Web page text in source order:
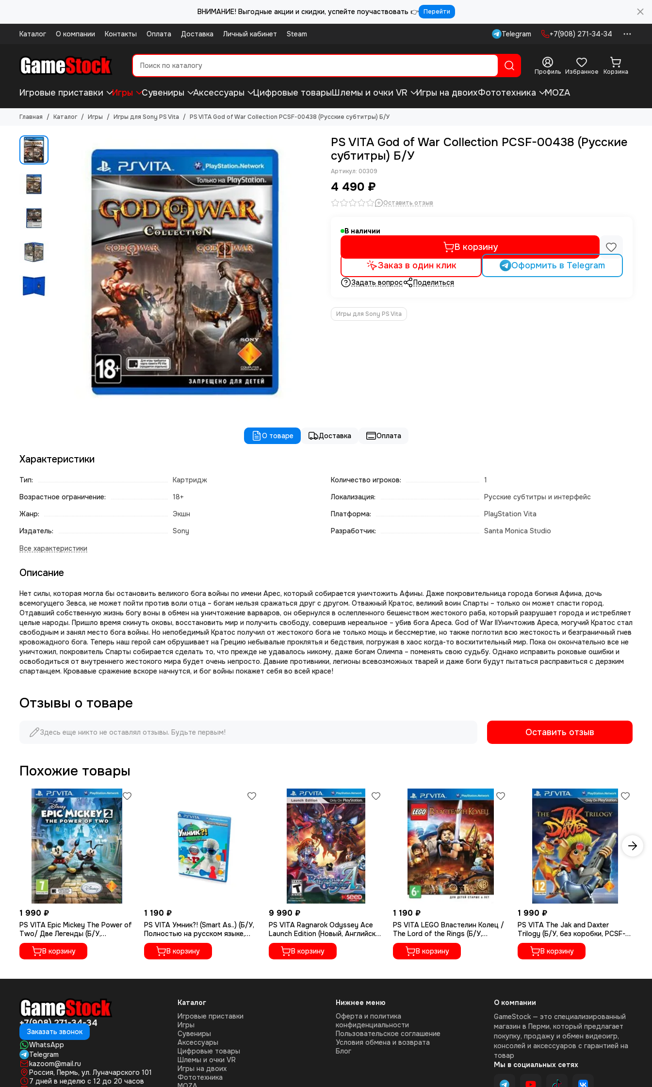
ВНИМАНИЕ! Выгодные акции и скидки, успейте поучаствовать 👉 Перейти
Каталог О компании Контакты Оплата Доставка Личный кабинет Steam Telegram +7(908) 271-34-34
Профиль Избранное Корзина
Игровые приставки Игры Сувениры Аксессуары Цифровые товарыШлемы и очки VR Игры на двоихФототехника MOZA
Главная Каталог Игры Игры для Sony PS Vita PS VITA God of War Collection PCSF-00438 (Русские субтитры) Б/У
PS VITA God of War Collection PCSF-00438 (Русские
субтитры) Б/У
Артикул: 00309
4 490 ₽
Оставить отзыв
В наличии
В корзину
Заказ в один клик
Оформить в Telegram
Задать вопрос Поделиться
Игры для Sony PS Vita
О товаре Доставка Оплата
Характеристики
Тип:
Картридж
Возрастное ограничение:
18+
Жанр:
Экшн
Издатель:
Sony
Количество игроков:
1
Локализация:
Русские субтитры и интерфейс
Платформа:
PlayStation Vita
Разработчик:
Santa Monica Studio
Описание
Нет силы, которая могла бы остановить великого бога войны по имени Арес, который собирается уничтожить Афины. Даже покровительница города богиня Афина, дочь
всемогущего Зевса, не может пойти против воли отца – богам нельзя сражаться друг с другом. Отважный Кратос, великий воин Спарты – только он может спасти город.
Отдавший собственную жизнь богу воны в обмен на уничтожение варваров, он обернулся в ослепленного бешенством жестокого раба, который разрушает города и истребляет
целые народы. Пришло время скинуть оковы, восстановить мир и получить свободу, совершив нереальное – убив бога Ареса. God of War IIУничтожив Ареса, могучий Кратос стал
свободным и занял место бога войны. Но непобедимый Кратос получил от жестокого бога не только мощь и бессмертие, но также поглотил всю жестокость и безграничный гнев
кровожадного бога. Теперь наш герой сам обрушивает на Грецию небывалые проклятья и бедствия, погружая в хаос когда-то восхитительный мир. Пока он окончательно все не
уничтожил, покровитель Спарты собирается сделать то, что прежде не удавалось никому, даже богам Олимпа – поменять свою судьбу. Однако исправить роковые ошибки и
освободиться от внутреннего жестокого мира будет очень непросто. Давние противники, легионы всевозможных тварей и даже боги будут пытаться расправиться с дерзким
спартанцем. Кровавые сражение вскоре начнутся, и бог войны покажет себя во всей красе!
Отзывы о товаре
Здесь еще никто не оставлял отзывы. Будьте первым! Оставить отзыв
Похожие товары
1 990 ₽
PS VITA Epic Mickey The Power of
Two/ Две Легенды (Б/У,
Полностью на русском языке,
PCSF-00308)
В корзину
1 190 ₽
PS VITA Умник?! (Smart As..) (Б/У,
Полностью на русском языке,
PCSF-00217)
В корзину
9 990 ₽
PS VITA Ragnarok Odyssey Ace
Launch Edition (Новый, Английская
версия, PCSE-00382)
В корзину
1 190 ₽
PS VITA LEGO Властелин Колец /
The Lord of the Rings (Б/У,
Русские субтитры, PCSB-00125)
В корзину
1 990 ₽
PS VITA The Jak and Daxter
Trilogy (Б/У, без коробки, PCSF-
00247)
В корзину
+7(908) 271-34-34
Заказать звонок
WhatsApp
Telegram
kazoom@mail.ru
Россия, Пермь, ул. Луначарского 101
7 дней в неделю с 12 до 20 часов
Каталог
Игровые приставки
Игры
Сувениры
Аксессуары
Цифровые товары
Шлемы и очки VR
Игры на двоих
Фототехника
Нижнее меню
Оферта и политика
конфиденциальности
Пользовательское соглашение
Условия обмена и возврата
Блог
О компании
GameStock — это специализированный
магазин в Перми, который предлагает
покупку, продажу и обмен видеоигр,
консолей и аксессуаров с гарантией на
товар
Мы в социальных сетях